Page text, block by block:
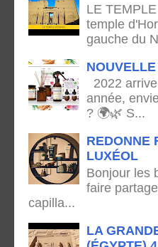
LE
temple
gauche du
2022
année,
? 🌍🌿 S...
REDONNE
LUXÉOL
Bonjour les
faire
capilla...
LA